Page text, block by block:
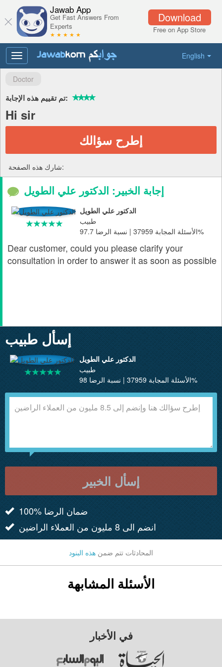
Download
Free on App Store
Jawab App
Get Fast Answers From
Experts
★ ★ ★ ★ ★
English
Toggle
navigation
Doctor
تم تقييم هذه الإجابة:
Hi sir
إطرح سؤالك
شارك هذه الصفحة:
إجابة الخبير: الدكتور علي الطويل
الدكتور علي الطويل
طبيب
الأسئلة المجابة 37959 | نسبة الرضا 97.7%
Dear customer, could you please clarify your
consultation in order to answer it as soon as possible
إسأل طبيب
الدكتور علي الطويل
طبيب
الأسئلة المجابة 37959 | نسبة الرضا 98%
إسأل الخبير
100% ضمان الرضا
انضم الى 8 مليون من العملاء الراضين
المحادثات تتم ضمن هذه البنود
الأسئلة المشابهة
في الأخبار